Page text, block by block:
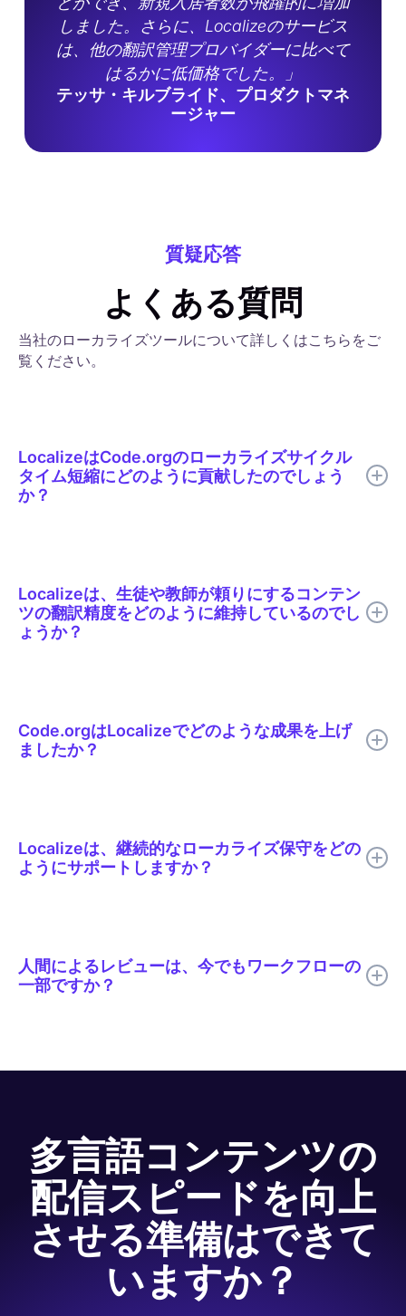
しました。さらに、Localizeのサービス
は、他の翻訳管理プロバイダーに比べて
はるかに低価格でした。」
テッサ・キルブライド、プロダクトマネ
ージャー
質疑応答
よくある質問
当社のローカライズツールについて詳しくはこちらをご
覧ください。
LocalizeはCode.orgのローカライズサイクル
タイム短縮にどのように貢献したのでしょう
か？
Localizeは、生徒や教師が頼りにするコンテン
ツの翻訳精度をどのように維持しているのでし
ょうか？
グラミング用語も容易に発見できます。Code.orgがサポートす
る29言語すべてにおいて、「ループ」や「関数」といった用語
Code.orgはLocalizeでどのような成果を上げ
ましたか？
Localizeは、継続的なローカライズ保守をどの
ようにサポートしますか？
す。
人間によるレビューは、今でもワークフローの
一部ですか？
ては人間のレビューを行っています。
多言語コンテンツの
配信スピードを向上
させる準備はできて
いますか？